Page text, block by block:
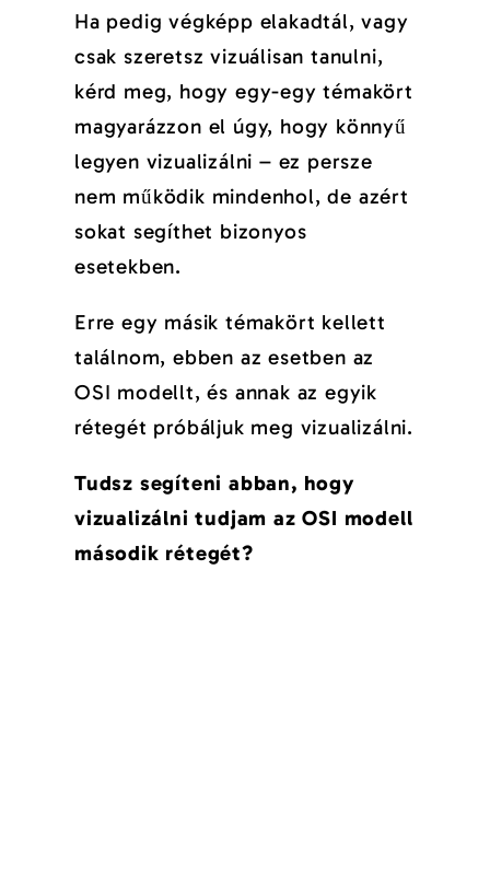
Ha pedig végképp elakadtál, vagy
csak szeretsz vizuálisan tanulni,
kérd meg, hogy egy-egy témakört
magyarázzon el úgy, hogy könnyű
legyen vizualizálni – ez persze
nem működik mindenhol, de azért
sokat segíthet bizonyos
esetekben.
Erre egy másik témakört kellett
találnom, ebben az esetben az
OSI modellt, és annak az egyik
rétegét próbáljuk meg vizualizálni.
Tudsz segíteni abban, hogy
vizualizálni tudjam az OSI modell
második rétegét?